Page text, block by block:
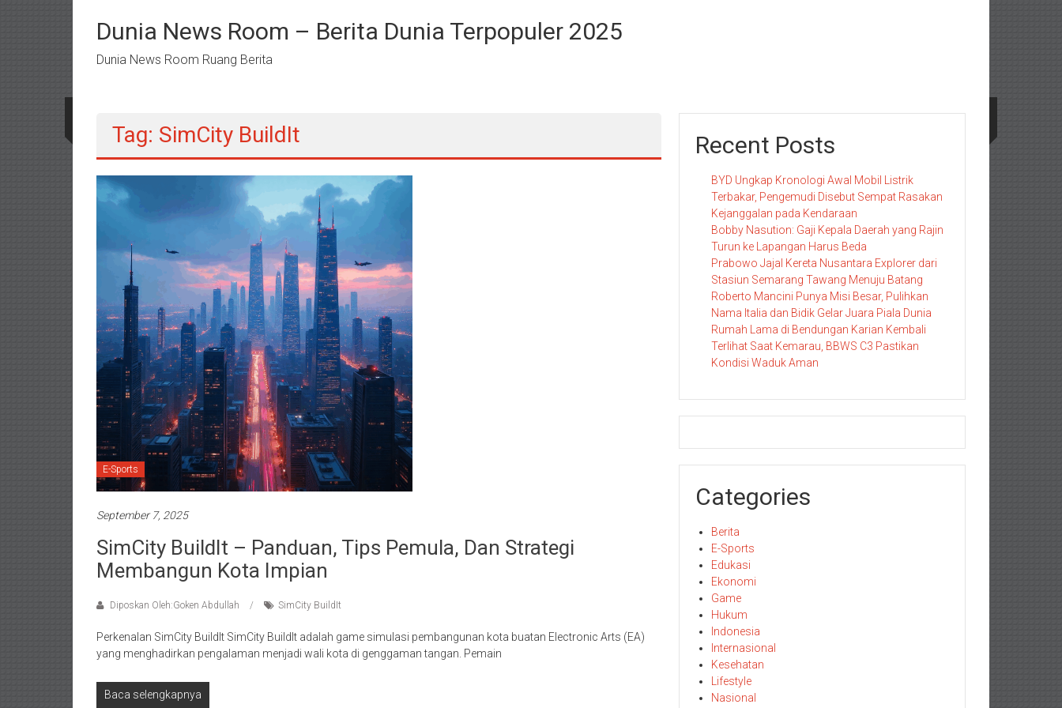
kontenDunia News Room – Berita Dunia Terpopuler 2025
Dunia News Room Ruang Berita
Tag: SimCity BuildIt
E-Sports
September 7, 2025
SimCity BuildIt – Panduan, Tips Pemula, Dan Strategi
Membangun Kota Impian
Diposkan Oleh:Goken Abdullah SimCity BuildIt
Perkenalan SimCity BuildIt SimCity BuildIt adalah game simulasi pembangunan kota buatan Electronic Arts (EA)
yang menghadirkan pengalaman menjadi wali kota di genggaman tangan. Pemain
Baca selengkapnya
Recent Posts
BYD Ungkap Kronologi Awal Mobil Listrik
Terbakar, Pengemudi Disebut Sempat Rasakan
Kejanggalan pada Kendaraan
Bobby Nasution: Gaji Kepala Daerah yang Rajin
Turun ke Lapangan Harus Beda
Prabowo Jajal Kereta Nusantara Explorer dari
Stasiun Semarang Tawang Menuju Batang
Roberto Mancini Punya Misi Besar, Pulihkan
Nama Italia dan Bidik Gelar Juara Piala Dunia
Rumah Lama di Bendungan Karian Kembali
Terlihat Saat Kemarau, BBWS C3 Pastikan
Kondisi Waduk Aman
Categories
Berita
E-Sports
Edukasi
Ekonomi
Game
Hukum
Indonesia
Internasional
Kesehatan
Lifestyle
Nasional